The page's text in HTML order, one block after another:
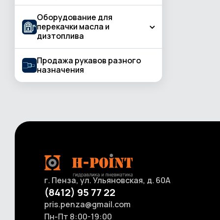
Испытательные стенды импульсные
Окорочные станки
Испытательные стенды
гидростатические
Маркировочные станки
Индустриальные масла, смазки и СОЖ
Agip
Оборудование для
перекачки масла и
дизтоплива
Бочковые насосы
Мобильные комплекты для перекачки
Насосы ручные для масла и смазки
Продажа рукавов разного
назначения
г. Пенза, ул. Ульяновская, д. 60А
(8412) 95 77 22
pris.penza@gmail.com
Пн-Пт 8:00-19:00